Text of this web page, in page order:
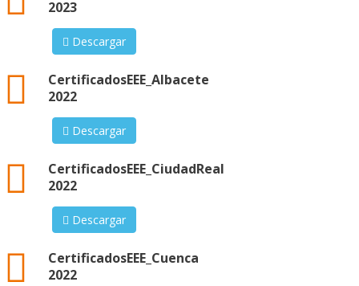
2023
Descargar
CertificadosEEE_Albacete
2022
xml
Descargar
CertificadosEEE_CiudadReal
2022
xml
Descargar
CertificadosEEE_Cuenca
2022
xml